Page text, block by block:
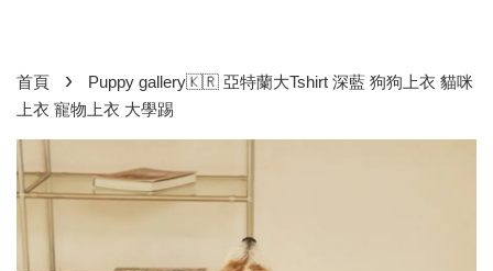
首頁 ›
Puppy gallery🇰🇷 亞特蘭大Tshirt 深藍 狗狗上衣 貓咪
上衣 寵物上衣 大學踢